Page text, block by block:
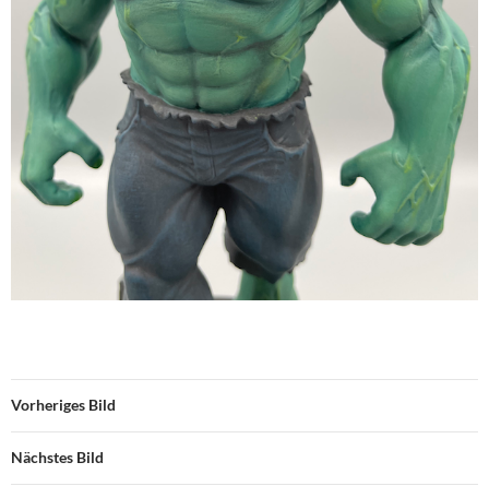
Vorheriges Bild
Nächstes Bild